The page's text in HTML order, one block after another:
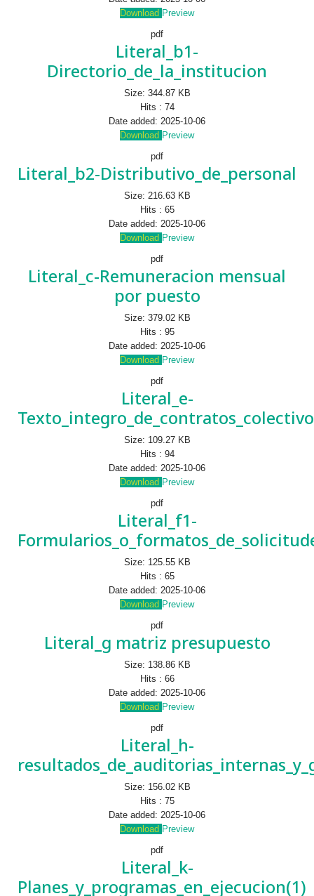
Download Preview
pdf
Literal_b1-
Directorio_de_la_institucion
Size: 344.87 KB
Hits : 74
Date added: 2025-10-06
Download Preview
pdf
Literal_b2-Distributivo_de_personal
Size: 216.63 KB
Hits : 65
Date added: 2025-10-06
Download Preview
pdf
Literal_c-Remuneracion mensual
por puesto
Size: 379.02 KB
Hits : 95
Date added: 2025-10-06
Download Preview
pdf
Literal_e-
Size: 109.27 KB
Hits : 94
Date added: 2025-10-06
Download Preview
pdf
Literal_f1-
Size: 125.55 KB
Hits : 65
Date added: 2025-10-06
Download Preview
pdf
Literal_g matriz presupuesto
Size: 138.86 KB
Hits : 66
Date added: 2025-10-06
Download Preview
pdf
Literal_h-
Size: 156.02 KB
Hits : 75
Date added: 2025-10-06
Download Preview
pdf
Literal_k-
Planes_y_programas_en_ejecucion(1)